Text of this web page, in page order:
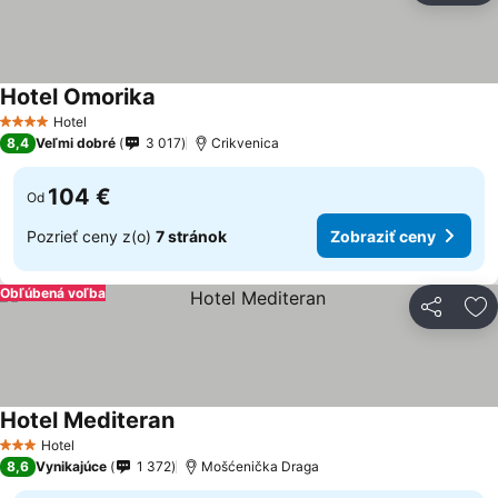
4 Počet hviezdičiek
Hotel
Hotel Omorika
8,4 Veľmi dobré 3 017 Crikvenica
Od 104 €
Pozrieť ceny z(o) 7 stránok Zobraziť ceny
Zdieľať
Obľúbená voľba
3 Počet hviezdičiek
Hotel
Hotel MediteranZobraziť ceny
8,6 Vynikajúce 1 372 Mošćenička Draga